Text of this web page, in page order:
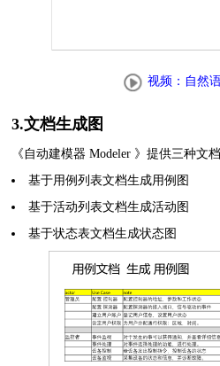
视频：自然
3.文档生成图
《自动建模器 Modeler 》提供三种文
基于用例列表文档生成用例图
基于活动列表文档生成活动图
基于状态表文档生成状态图